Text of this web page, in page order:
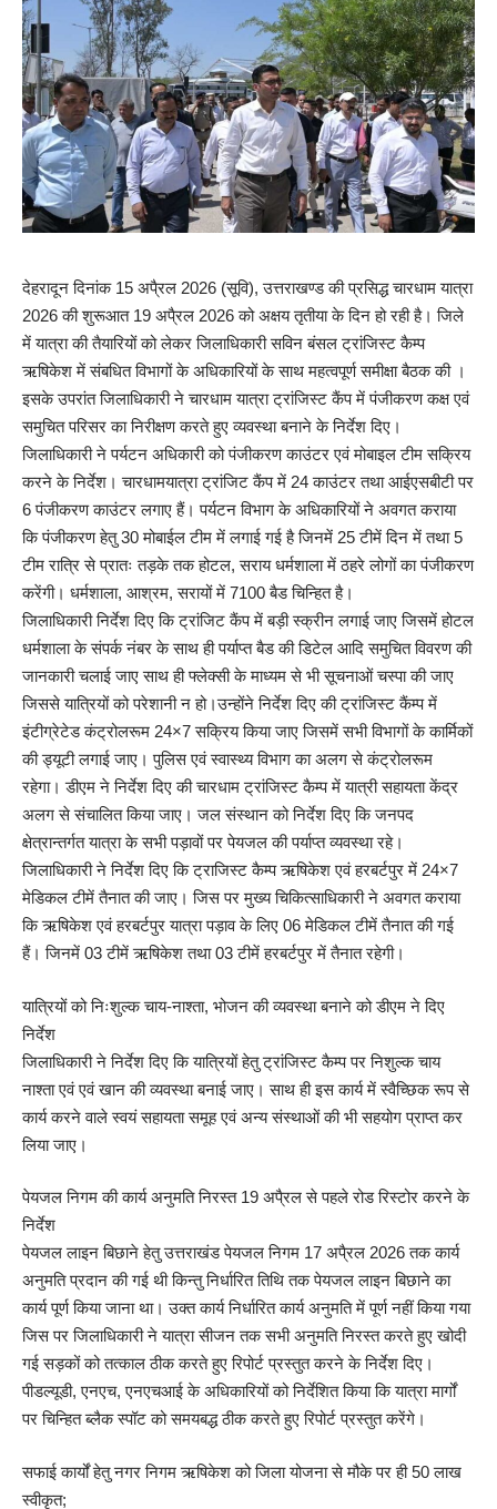
देहरादून दिनांक 15 अपै्रल 2026 (सूवि), उत्तराखण्ड की प्रसिद्ध चारधाम यात्रा
2026 की शुरूआत 19 अपै्रल 2026 को अक्षय तृतीया के दिन हो रही है। जिले
में यात्रा की तैयारियों को लेकर जिलाधिकारी सविन बंसल ट्रांजिस्ट कैम्प
ऋषिकेश में संबधित विभागों के अधिकारियों के साथ महत्वपूर्ण समीक्षा बैठक की ।
इसके उपरांत जिलाधिकारी ने चारधाम यात्रा ट्रांजिस्ट कैंप में पंजीकरण कक्ष एवं
समुचित परिसर का निरीक्षण करते हुए व्यवस्था बनाने के निर्देश दिए।
जिलाधिकारी ने पर्यटन अधिकारी को पंजीकरण काउंटर एवं मोबाइल टीम सक्रिय
करने के निर्देश। चारधामयात्रा ट्रांजिट कैंप में 24 काउंटर तथा आईएसबीटी पर
6 पंजीकरण काउंटर लगाए हैं। पर्यटन विभाग के अधिकारियों ने अवगत कराया
कि पंजीकरण हेतु 30 मोबाईल टीम में लगाई गई है जिनमें 25 टीमें दिन में तथा 5
टीम रात्रि से प्रातः तड़के तक होटल, सराय धर्मशाला में ठहरे लोगों का पंजीकरण
करेंगी। धर्मशाला, आश्रम, सरायों में 7100 बैड चिन्हित है।
जिलाधिकारी निर्देश दिए कि ट्रांजिट कैंप में बड़ी स्क्रीन लगाई जाए जिसमें होटल
धर्मशाला के संपर्क नंबर के साथ ही पर्याप्त बैड की डिटेल आदि समुचित विवरण की
जानकारी चलाई जाए साथ ही फ्लेक्सी के माध्यम से भी सूचनाओं चस्पा की जाए
जिससे यात्रियों को परेशानी न हो।उन्होंने निर्देश दिए की ट्रांजिस्ट कैंम्प में
इंटीग्रेटेड कंट्रोलरूम 24×7 सक्रिय किया जाए जिसमें सभी विभागों के कार्मिकों
की ड्यूटी लगाई जाए। पुलिस एवं स्वास्थ्य विभाग का अलग से कंट्रोलरूम
रहेगा। डीएम ने निर्देश दिए की चारधाम ट्रांजिस्ट कैम्प में यात्री सहायता केंद्र
अलग से संचालित किया जाए। जल संस्थान को निर्देश दिए कि जनपद
क्षेत्रान्तर्गत यात्रा के सभी पड़ावों पर पेयजल की पर्याप्त व्यवस्था रहे।
जिलाधिकारी ने निर्देश दिए कि ट्राजिस्ट कैम्प ऋषिकेश एवं हरबर्टपुर में 24×7
मेडिकल टीमें तैनात की जाए। जिस पर मुख्य चिकित्साधिकारी ने अवगत कराया
कि ऋषिकेश एवं हरबर्टपुर यात्रा पड़ाव के लिए 06 मेडिकल टीमें तैनात की गई
हैं। जिनमें 03 टीमें ऋषिकेश तथा 03 टीमें हरबर्टपुर में तैनात रहेगी।
यात्रियों को निःशुल्क चाय-नाश्ता, भोजन की व्यवस्था बनाने को डीएम ने दिए
निर्देश
जिलाधिकारी ने निर्देश दिए कि यात्रियों हेतु ट्रांजिस्ट कैम्प पर निशुल्क चाय
नाश्ता एवं एवं खान की व्यवस्था बनाई जाए। साथ ही इस कार्य में स्वैच्छिक रूप से
कार्य करने वाले स्वयं सहायता समूह एवं अन्य संस्थाओं की भी सहयोग प्राप्त कर
लिया जाए।
पेयजल निगम की कार्य अनुमति निरस्त 19 अपै्रल से पहले रोड रिस्टोर करने के
निर्देश
पेयजल लाइन बिछाने हेतु उत्तराखंड पेयजल निगम 17 अपै्रल 2026 तक कार्य
अनुमति प्रदान की गई थी किन्तु निर्धारित तिथि तक पेयजल लाइन बिछाने का
कार्य पूर्ण किया जाना था। उक्त कार्य निर्धारित कार्य अनुमति में पूर्ण नहीं किया गया
जिस पर जिलाधिकारी ने यात्रा सीजन तक सभी अनुमति निरस्त करते हुए खोदी
गई सड़कों को तत्काल ठीक करते हुए रिपोर्ट प्रस्तुत करने के निर्देश दिए।
पीडल्यूडी, एनएच, एनएचआई के अधिकारियों को निर्देशित किया कि यात्रा मार्गों
पर चिन्हित ब्लैक स्पॉट को समयबद्ध ठीक करते हुए रिपोर्ट प्रस्तुत करेंगे।
सफाई कार्यों हेतु नगर निगम ऋषिकेश को जिला योजना से मौके पर ही 50 लाख
स्वीकृत;